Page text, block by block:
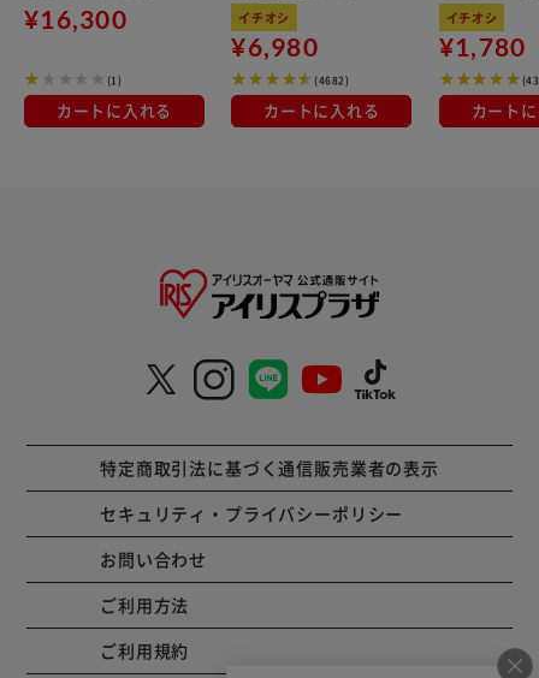
布団グレージュ
¥16,300
(1)
カートに入れる
kg×3袋
イチオシ
¥6,980
(4682)
カートに入れる
100％使用
イチオシ
¥1,780
カート
特定商取引法に基づく通信販売業者の表示
セキュリティ・プライバシーポリシー
お問い合わせ
ご利用方法
ご利用規約